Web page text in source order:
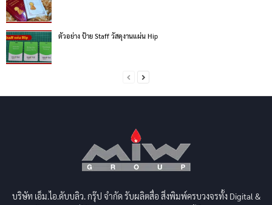
ตัวอย่าง ป้าย Staff วัสดุงานแผ่น Hip
บริษัท เอ็ม.ไอ.ดับบลิว. กรุ๊ป จำกัด รับผลิตสื่อ สิ่งพิมพ์ครบวงจรทั้ง Digital &